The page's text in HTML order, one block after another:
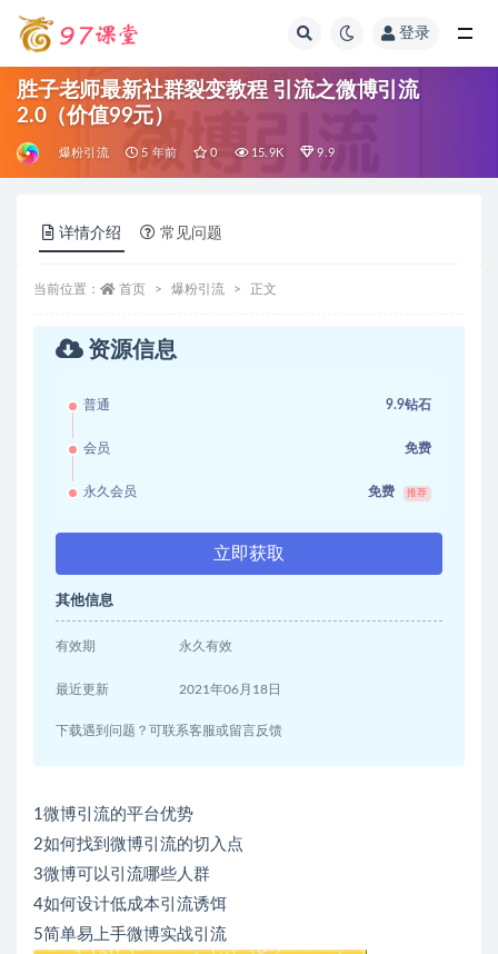
登录
胜子老师最新社群裂变教程 引流之微博引流
2.0（价值99元）
爆粉引流 5 年前 0 15.9K 9.9
详情介绍 常见问题
当前位置： 首页 爆粉引流 正文
资源信息
普通 9.9钻石
会员 免费
永久会员 免费 推荐
立即获取
其他信息
有效期 永久有效
最近更新 2021年06月18日
下载遇到问题？可联系客服或留言反馈
1微博引流的平台优势
2如何找到微博引流的切入点
3微博可以引流哪些人群
4如何设计低成本引流诱饵
5简单易上手微博实战引流